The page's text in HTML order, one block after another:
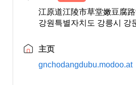
江原道江陵市草堂嫩豆腐
강원특별자치도 강릉시 강
主页
gnchodangdubu.modoo.at